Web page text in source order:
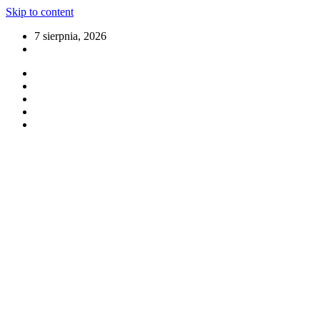
Skip to content
7 sierpnia, 2026